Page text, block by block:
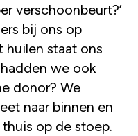
verschoonbeurt?’
bij ons op
huilen staat ons
we ook
donor? We
naar binnen en
op de stoep.